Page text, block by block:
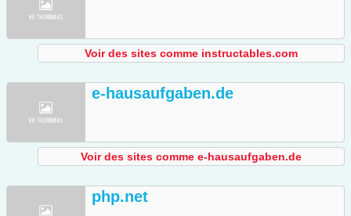
Voir des sites comme instructables.com
e-hausaufgaben.de
Voir des sites comme e-hausaufgaben.de
php.net